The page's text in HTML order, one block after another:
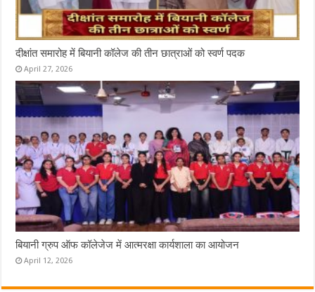
दीक्षांत समारोह में बियानी कॉलेज की तीन छात्राओं को स्वर्ण पदक
April 27, 2026
बियानी ग्रुप ऑफ कॉलेजेज में आत्मरक्षा कार्यशाला का आयोजन
April 12, 2026